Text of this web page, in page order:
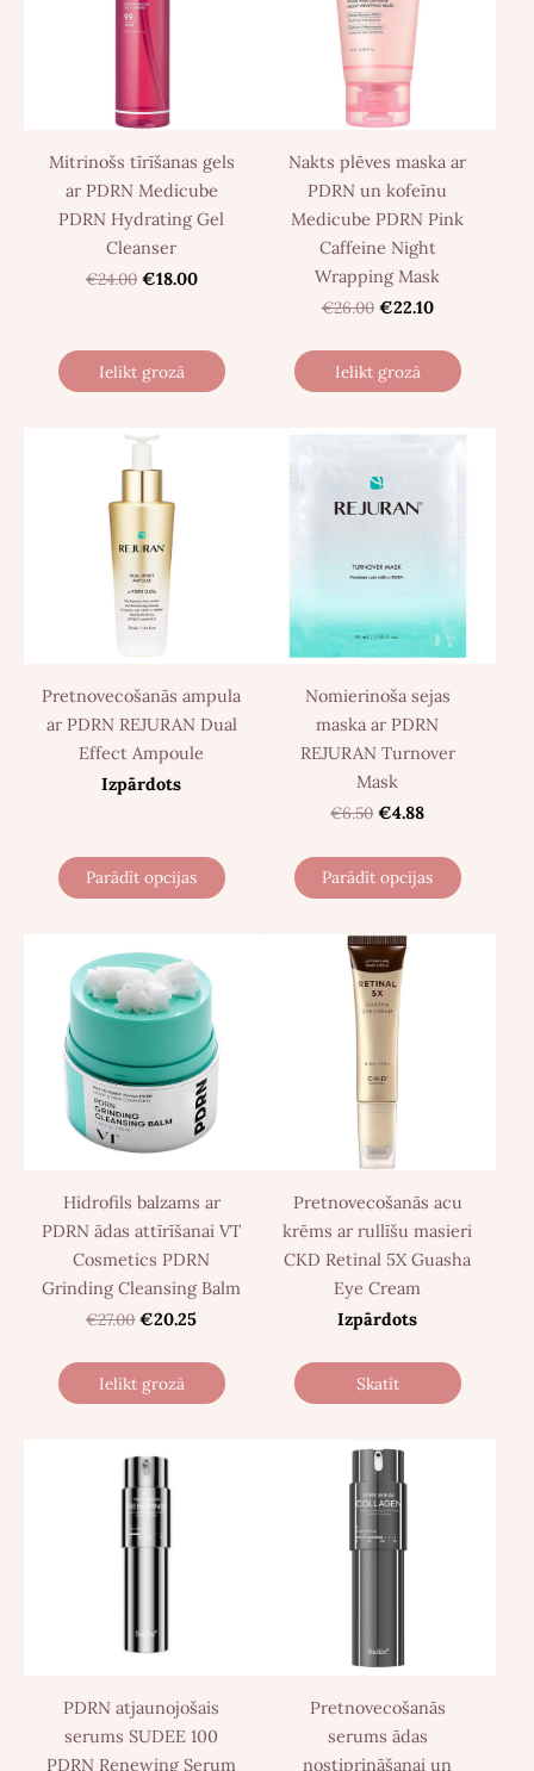
Mitrinošs tīrīšanas gels
ar PDRN Medicube
PDRN Hydrating Gel
Cleanser
€24.00 €18.00
Ielikt grozā
Nakts plēves maska ​​ar
PDRN un kofeīnu
Medicube PDRN Pink
Caffeine Night
Wrapping Mask
€26.00 €22.10
Ielikt grozā
Pretnovecošanās ampula
ar PDRN REJURAN Dual
Effect Ampoule
Izpārdots
Parādīt opcijas
Nomierinoša sejas
maska ​​ar PDRN
REJURAN Turnover
Mask
€6.50 €4.88
Parādīt opcijas
Hidrofils balzams ar
PDRN ādas attīrīšanai VT
Cosmetics PDRN
Grinding Cleansing Balm
€27.00 €20.25
Ielikt grozā
Pretnovecošanās acu
krēms ar rullīšu masieri
CKD Retinal 5X Guasha
Eye Cream
Izpārdots
Skatīt
PDRN atjaunojošais
serums SUDEE 100
PDRN Renewing Serum
Pretnovecošanās
serums ādas
nostiprināšanai un